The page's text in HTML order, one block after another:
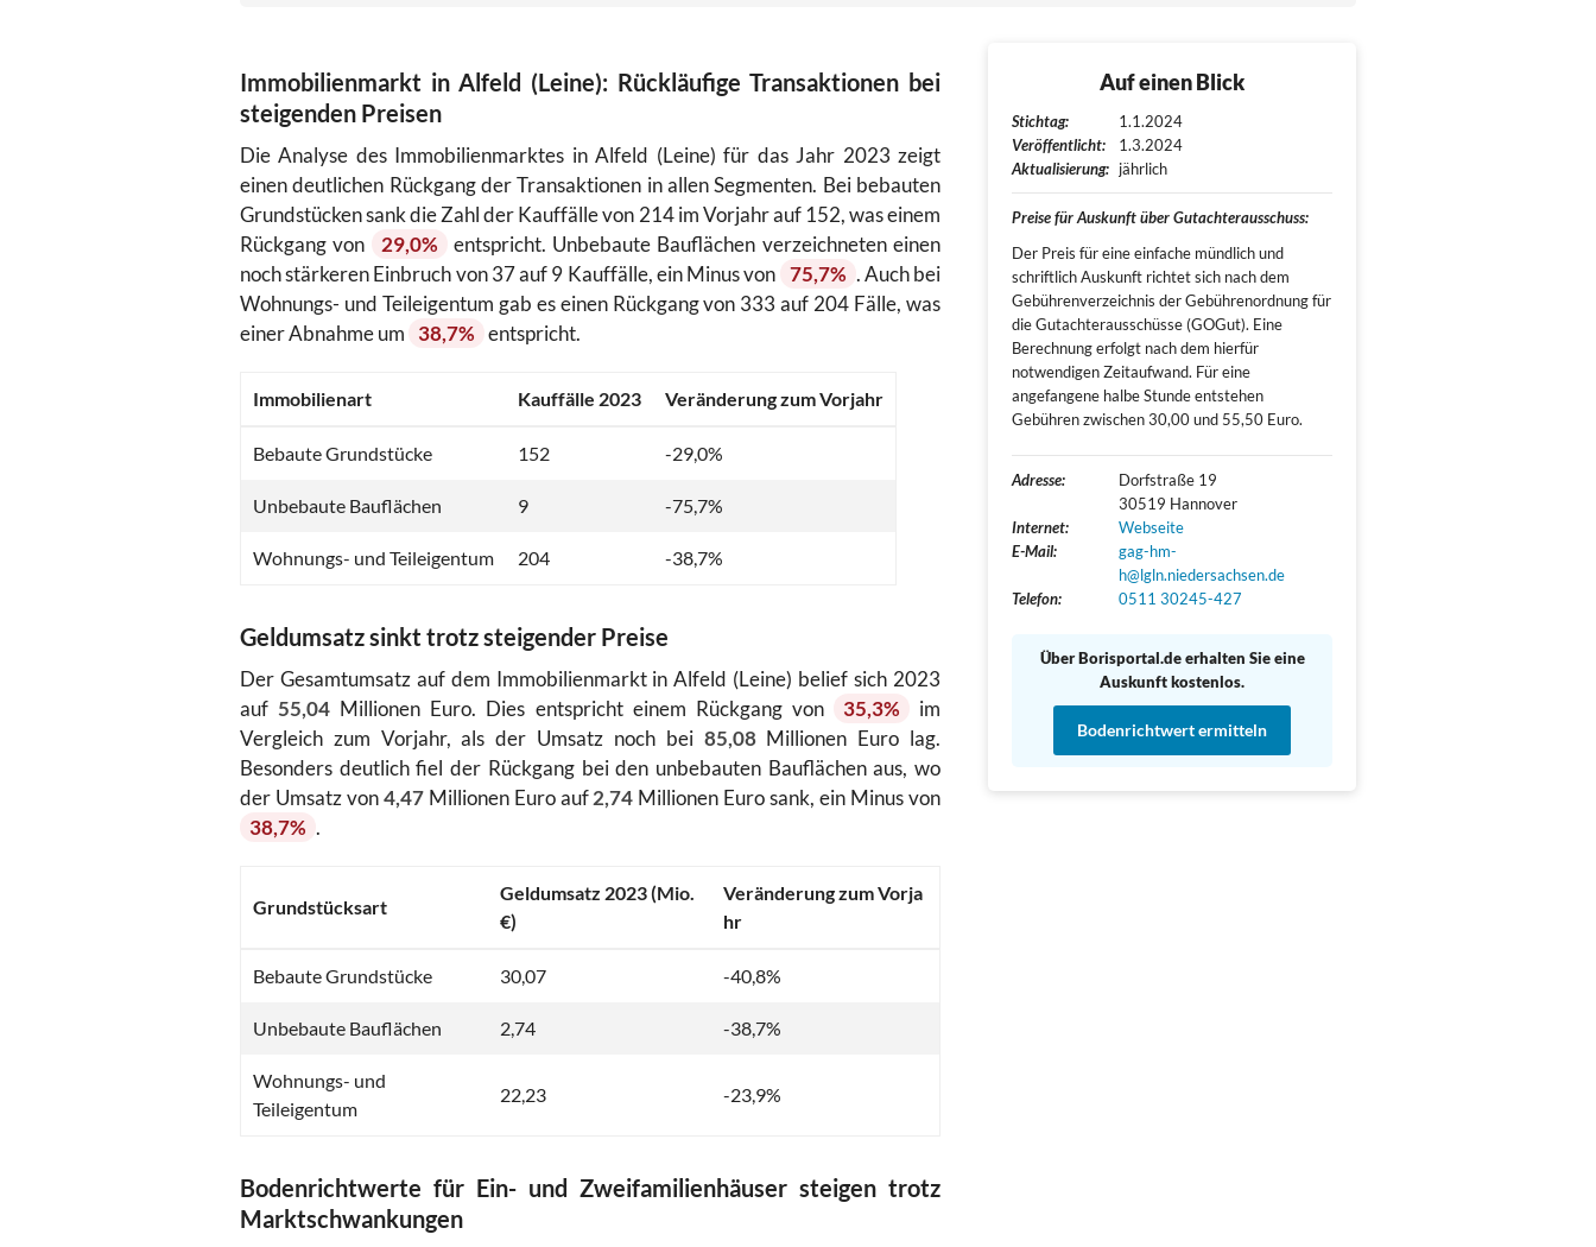
Immobilienmarkt in Alfeld (Leine): Rückläufige Transaktionen bei
steigenden Preisen
Die Analyse des Immobilienmarktes in Alfeld (Leine) für das Jahr 2023 zeigt
einen deutlichen Rückgang der Transaktionen in allen Segmenten. Bei bebauten
Grundstücken sank die Zahl der Kauffälle von 214 im Vorjahr auf 152, was einem
Rückgang von
29,0%
entspricht. Unbebaute Bauflächen verzeichneten einen
noch stärkeren Einbruch von 37 auf 9 Kauffälle, ein Minus von 75,7% . Auch bei
Wohnungs- und Teileigentum gab es einen Rückgang von 333 auf 204 Fälle, was
einer Abnahme um
38,7% entspricht.
Immobilienart Kauffälle 2023 Veränderung zum Vorjahr
Bebaute Grundstücke 152 -29,0%
Unbebaute Bauflächen 9 -75,7%
Wohnungs- und Teileigentum 204 -38,7%
Geldumsatz sinkt trotz steigender Preise
Der Gesamtumsatz auf dem Immobilienmarkt in Alfeld (Leine) belief sich 2023
auf55,04 Millionen Euro. Dies entspricht einem Rückgang von 35,3%
im
Vergleich zum Vorjahr, als der Umsatz noch bei 85,08Millionen Euro lag.
Besonders deutlich fiel der Rückgang bei den unbebauten Bauflächen aus, wo
der Umsatz von4,47Millionen Euro auf2,74 Millionen Euro sank, ein Minus von
38,7% .
Grundstücksart
Geldumsatz 2023 (Mio.
€)
Veränderung zum Vorja
hr
Bebaute Grundstücke 30,07 -40,8%
Unbebaute Bauflächen 2,74 -38,7%
Wohnungs- und
Teileigentum
22,23 -23,9%
Bodenrichtwerte für Ein- und Zweifamilienhäuser steigen trotz
Marktschwankungen
Auf einen Blick
Stichtag:
1.1.2024
Veröffentlicht:
1.3.2024
Aktualisierung: jährlich
Preise für Auskunft über Gutachterausschuss:
Der Preis für eine einfache mündlich und
schriftlich Auskunft richtet sich nach dem
Gebührenverzeichnis der Gebührenordnung für
die Gutachterausschüsse (GOGut). Eine
Berechnung erfolgt nach dem hierfür
notwendigen Zeitaufwand. Für eine
angefangene halbe Stunde entstehen
Gebühren zwischen 30,00 und 55,50 Euro.
Adresse:
Dorfstraße 19
30519 Hannover
Internet:
Webseite
E-Mail:
gag-hm-
h@lgln.niedersachsen.de
Telefon:
0511 30245-427
Über Borisportal.de erhalten Sie eine
Auskunft kostenlos.
Bodenrichtwert ermitteln